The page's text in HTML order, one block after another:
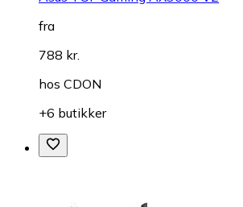
fra
788 kr.
hos CDON
+6 butikker